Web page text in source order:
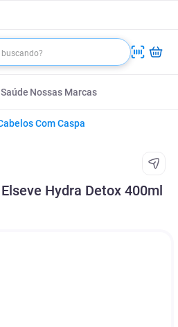
Nossas Marcas
Com Caspa
Hydra Detox 400ml